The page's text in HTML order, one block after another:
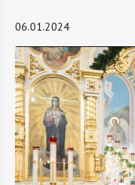
06.01.2024